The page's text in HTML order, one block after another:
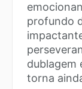
profundo
dublagem
torna